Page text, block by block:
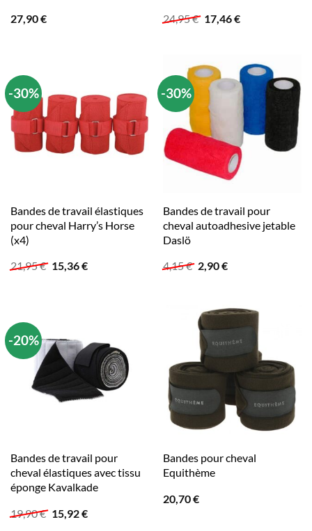
27,90€
24,95€ Le
24,95 €.
17,46€Le
17,46 €.
-30%
Bandes de travail élastiques
pour cheval Harry’s Horse
(x4)
21,95€ Le
15,36€Le
-30%
Bandes de travail pour
cheval autoadhesive jetable
Daslö
4,15€ Le
4,15 €.
2,90€Le
2,90 €.
-20%
Bandes de travail pour
cheval élastiques avec tissu
éponge Kavalkade
19,90€ Le
prix
15,92€Le
Bandes pour cheval
Equithème
20,70€